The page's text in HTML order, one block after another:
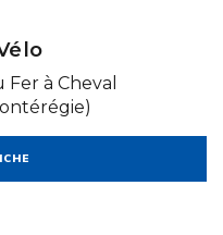
à Cheval